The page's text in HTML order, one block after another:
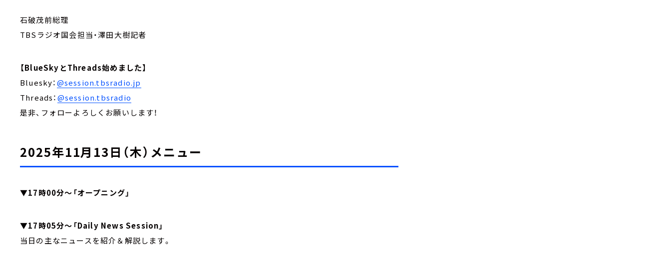
石破茂前総理
TBSラジオ国会担当・澤田大樹記者
【BlueSkyとThreads始めました】
Bluesky：@session.tbsradio.jp
Threads：@session.tbsradio
是非、フォローよろしくお願いします！
2025年11月13日（木）メニュー
▼17時00分～「オープニング」
▼17時05分～「Daily News Session」
当日の主なニュースを紹介＆解説します。